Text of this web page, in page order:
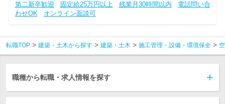
第二新卒歓迎
固定給25万円以上 残業月30時間以内
電話問い合
わせOK
オンライン面談可
転職TOP 建築・土木から探す 建築・土木 施工管理・設備・環境保全
職種から転職・求人情報を探す